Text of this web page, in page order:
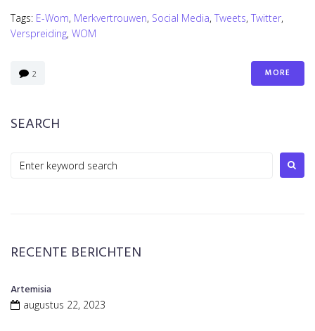
Tags: E-Wom, Merkvertrouwen, Social Media, Tweets, Twitter,
Verspreiding, WOM
2 MORE
SEARCH
f
r
:
RECENTE BERICHTEN
Artemisia
augustus 22, 2023